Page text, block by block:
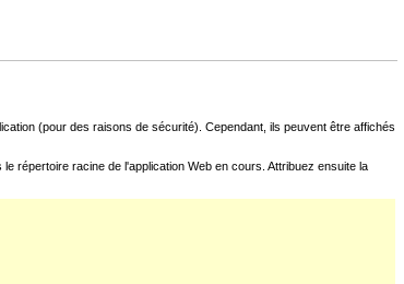
(pour des raisons de sécurité). Cependant, ils peuvent être affichés
répertoire racine de l'application Web en cours. Attribuez ensuite la